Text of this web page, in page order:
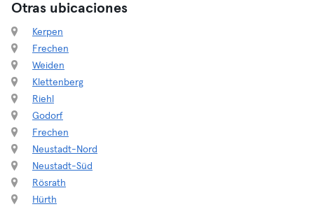
Otras ubicaciones
Kerpen
Frechen
Weiden
Klettenberg
Riehl
Godorf
Frechen
Neustadt-Nord
Neustadt-Süd
Rösrath
Hürth